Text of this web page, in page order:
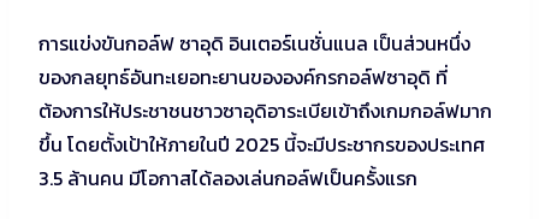
การแข่งขันกอล์ฟ ซาอุดิ อินเตอร์เนชั่นแนล เป็นส่วนหนึ่ง
ของกลยุทธ์อันทะเยอทะยานขององค์กรกอล์ฟซาอุดิ ที่
ต้องการให้ประชาชนชาวซาอุดิอาระเบียเข้าถึงเกมกอล์ฟมาก
ขึ้น โดยตั้งเป้าให้ภายในปี 2025 นี้จะมีประชากรของประเทศ
3.5 ล้านคน มีโอกาสได้ลองเล่นกอล์ฟเป็นครั้งแรก